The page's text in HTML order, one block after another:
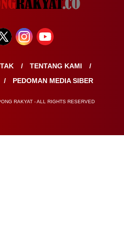
TENTANG KAMI
PEDOMAN MEDIA SIBER
RAKYAT - ALL RIGHTS RESERVED